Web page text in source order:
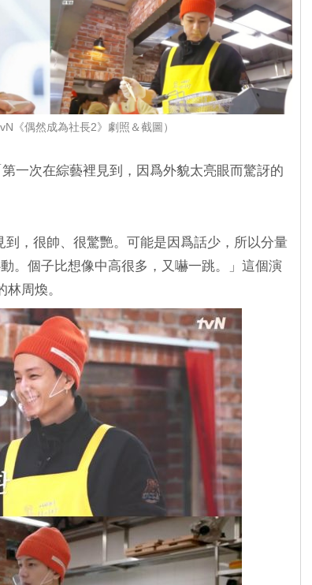
《偶然成為社長2》劇照＆截圖）
一次在綜藝裡見到，因爲外貌太亮眼而驚訝的
，很帥、很驚艷。可能是因爲話少，所以分量
。個子比想像中高很多，又嚇一跳。」這個演
周煥。